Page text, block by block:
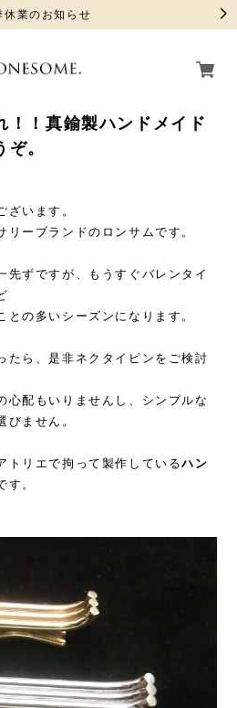
休業のお知らせ
！！真鍮製ハンドメイド
。
ざいます。
リーブランドのロンサムです。
先ずですが、もうすぐバレンタイ
の多いシーズンになります。
たら、是非ネクタイピンをご検討
心配もいりませんし、シンプルな
びません。
トリエで拘って製作しているハン
す。